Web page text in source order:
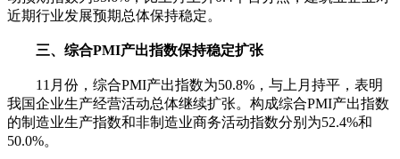
近期行业发展预期总体保持稳定。
三、综合PMI产出指数保持稳定扩张
11月份，综合PMI产出指数为50.8%，与上月持平，表明
我国企业生产经营活动总体继续扩张。构成综合PMI产出指数
的制造业生产指数和非制造业商务活动指数分别为52.4%和
50.0%。